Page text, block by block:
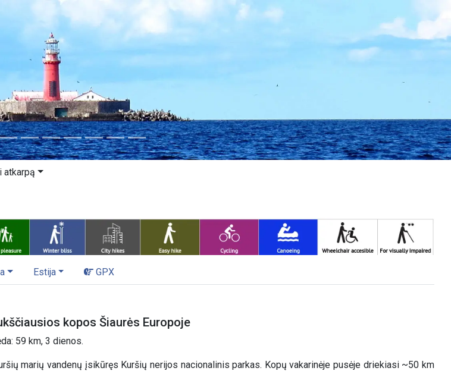
atkarpą
Estija GPX
kopos Šiaurės Europoje
59 km, 3 dienos.
marių vandenų įsikūręs Kuršių nerijos nacionalinis parkas. Kopų vakarinėje pusėje driekiasi ~50 km